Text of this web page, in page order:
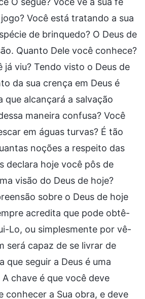
Você está tratando a sua
de brinquedo? O Deus de
Quanto Dele você conhece?
já viu? Tendo visto o Deus de
da sua crença em Deus é
que alcançará a salvação
maneira confusa? Você
em águas turvas? É tão
noções a respeito das
declara hoje você pôs de
visão do Deus de hoje?
sobre o Deus de hoje
acredita que pode obtê-
Lo, ou simplesmente por vê-
será capaz de se livrar de
que seguir a Deus é uma
chave é que você deve
conhecer a Sua obra, e deve